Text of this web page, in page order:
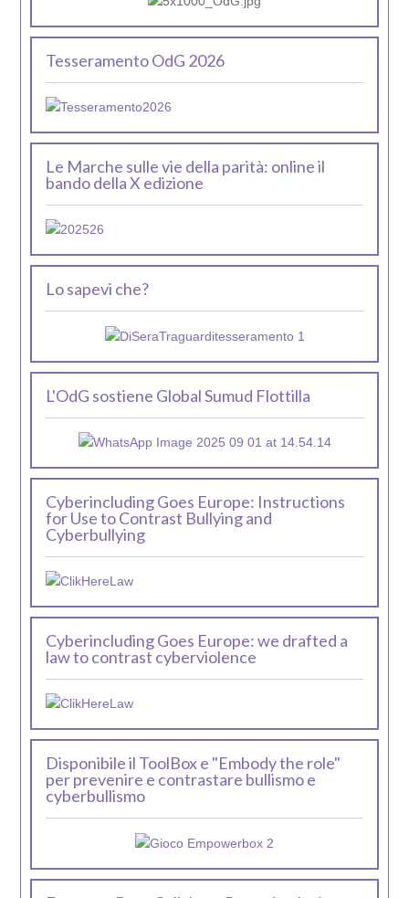
Tesseramento OdG 2026
Le Marche sulle vie della parità: online il
bando della X edizione
Lo sapevi che?
L'OdG sostiene Global Sumud Flottilla
Cyberincluding Goes Europe: Instructions
for Use to Contrast Bullying and
Cyberbullying
Cyberincluding Goes Europe: we drafted a
law to contrast cyberviolence
Disponibile il ToolBox e "Embody the role"
per prevenire e contrastare bullismo e
cyberbullismo